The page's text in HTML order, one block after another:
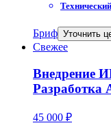
Бриф Уточнить
Свежее
Внедрение
Разработка
45 000 ₽